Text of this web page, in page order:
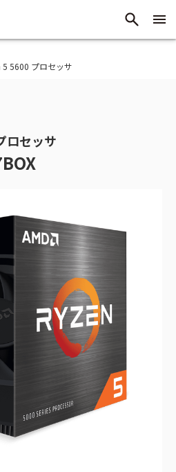
5600 プロセッサ
ロセッサ